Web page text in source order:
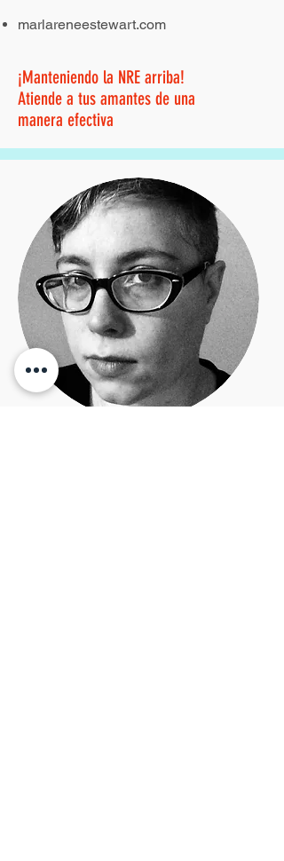
marlareneestewart.com
¡Manteniendo la NRE arriba!
Atiende a tus amantes de una
manera efectiva